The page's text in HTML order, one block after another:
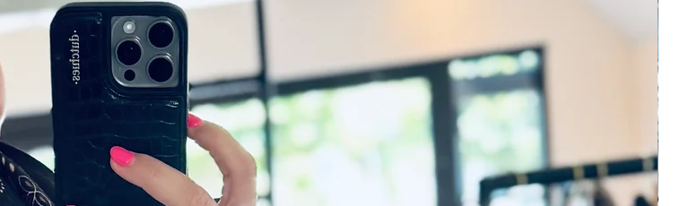
Retourneren
Is het item niet naar wens? Je kunt
jouw bestelling binnen 14 dagen na ontvangst
omruilen of retourneren. De retourkosten zijn
voor eigen rekening. Voor meer informatie ga
naar retourneren & garantie.